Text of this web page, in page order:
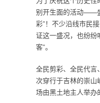
别开生面的活动——
彩”！不少沿线市民
证这一盛况，也纷纷
客”。
全民剪彩、全民代
次穿行于吉林的崇山
场由黑土地主人举办